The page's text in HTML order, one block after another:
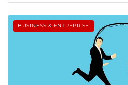
BUSINESS & ENTREPRISE